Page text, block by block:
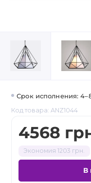
Срок исполнения:
Код товара: ANZ1044
4568
Экономия 1203 грн.
В